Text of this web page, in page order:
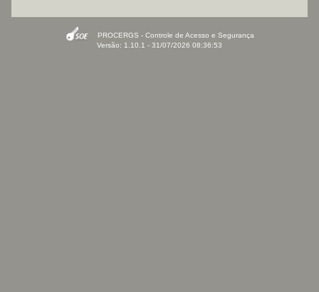
PROCERGS - Controle de Acesso e Segurança
Versão: 1.10.1 - 31/07/2026 08:36:53